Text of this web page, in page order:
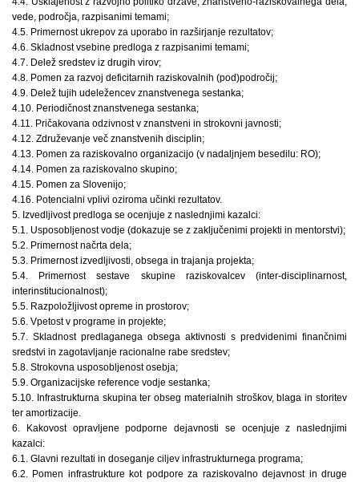
vede, področja, razpisanimi temami;
4.5. Primernost ukrepov za uporabo in razširjanje rezultatov;
4.6. Skladnost vsebine predloga z razpisanimi temami;
4.7. Delež sredstev iz drugih virov;
4.8. Pomen za razvoj deficitarnih raziskovalnih (pod)področij;
4.9. Delež tujih udeležencev znanstvenega sestanka;
4.10. Periodičnost znanstvenega sestanka;
4.11. Pričakovana odzivnost v znanstveni in strokovni javnosti;
4.12. Združevanje več znanstvenih disciplin;
4.13. Pomen za raziskovalno organizacijo (v nadaljnjem besedilu: RO);
4.14. Pomen za raziskovalno skupino;
4.15. Pomen za Slovenijo;
4.16. Potencialni vplivi oziroma učinki rezultatov.
5. Izvedljivost predloga se ocenjuje z naslednjimi kazalci:
5.1. Usposobljenost vodje (dokazuje se z zaključenimi projekti in mentorstvi);
5.2. Primernost načrta dela;
5.3. Primernost izvedljivosti, obsega in trajanja projekta;
5.4. Primernost sestave skupine raziskovalcev (inter-disciplinarnost,
interinstitucionalnost);
5.5. Razpoložljivost opreme in prostorov;
5.6. Vpetost v programe in projekte;
5.7. Skladnost predlaganega obsega aktivnosti s predvidenimi finančnimi
sredstvi in zagotavljanje racionalne rabe sredstev;
5.8. Strokovna usposobljenost osebja;
5.9. Organizacijske reference vodje sestanka;
5.10. Infrastrukturna skupina ter obseg materialnih stroškov, blaga in storitev
ter amortizacije.
6. Kakovost opravljene podporne dejavnosti se ocenjuje z naslednjimi
kazalci:
6.1. Glavni rezultati in doseganje ciljev infrastrukturnega programa;
6.2. Pomen infrastrukture kot podpore za raziskovalno dejavnost in druge